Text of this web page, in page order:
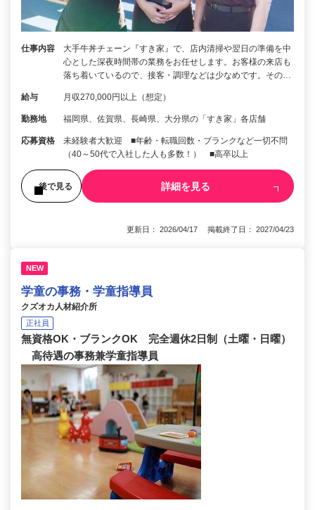
仕事内容
大手牛丼チェーン『すき家』で、店内清掃や翌日の準備を中
心とした深夜時間帯の業務をお任せします。お客様の来店も
落ち着いているので、接客・調理などは少なめです。その…
給与 月収270,000円以上（想定）
勤務地 福岡県、佐賀県、長崎県、大分県の「すき家」各店舗
応募資格
未経験者大歓迎 ■年齢・転職回数・ブランクなど一切不問
（40～50代で入社した人も多数！） ■高卒以上
後で見る 詳細を見る
更新日： 2026/04/17 掲載終了日： 2027/04/23
NEW
学童の事務・学童指導員
クズオカ人材紹介所
正社員
無資格OK・ブランクOK 完全週休2日制（土曜・日曜）
高待遇の事務兼学童指導員